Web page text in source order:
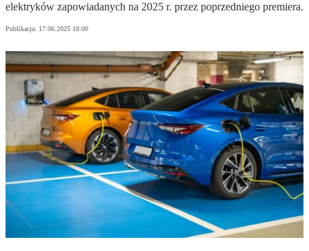
elektryków zapowiadanych na 2025 r. przez poprzedniego premiera.
Publikacja: 17.06.2025 18:00